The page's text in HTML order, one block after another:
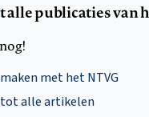
alle publicaties van
met het NTVG
alle artikelen